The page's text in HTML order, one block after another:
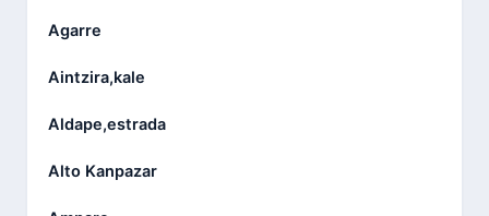
Agarre
Aintzira,kale
Aldape,estrada
Alto Kanpazar